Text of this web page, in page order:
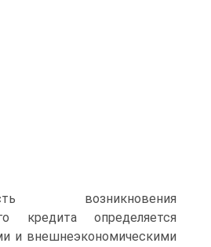
возникновения
кредита определяется
и внешнеэкономическими